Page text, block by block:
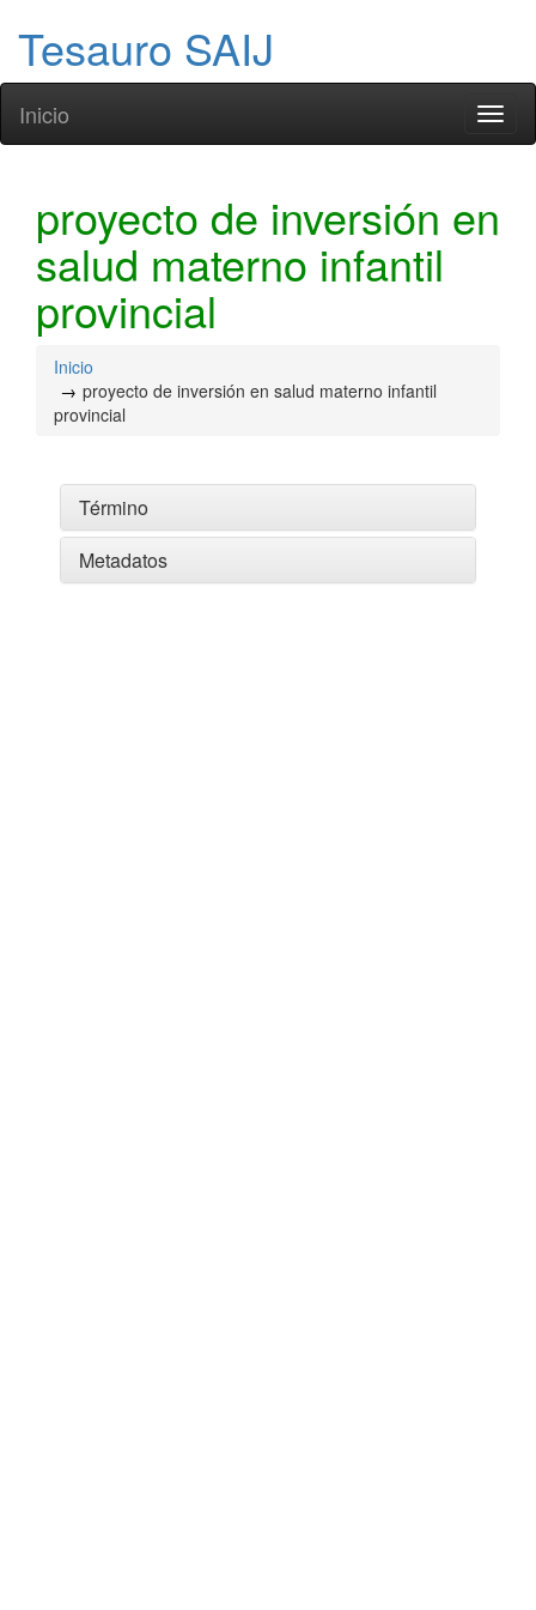
Tesauro SAIJ
Inicio
proyecto de inversión en
salud materno infantil
provincial
Inicio
proyecto de inversión en salud materno infantil
provincial
Término
Metadatos